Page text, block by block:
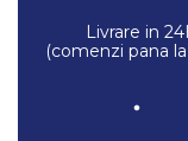
Livrare in
(comenzi pana la